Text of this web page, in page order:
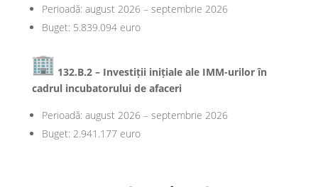
Perioadă: august 2026 – septembrie 2026
Buget: 5.839.094 euro
132.B.2 – Investiții inițiale ale IMM-urilor în
cadrul incubatorului de afaceri
Perioadă: august 2026 – septembrie 2026
Buget: 2.941.177 euro